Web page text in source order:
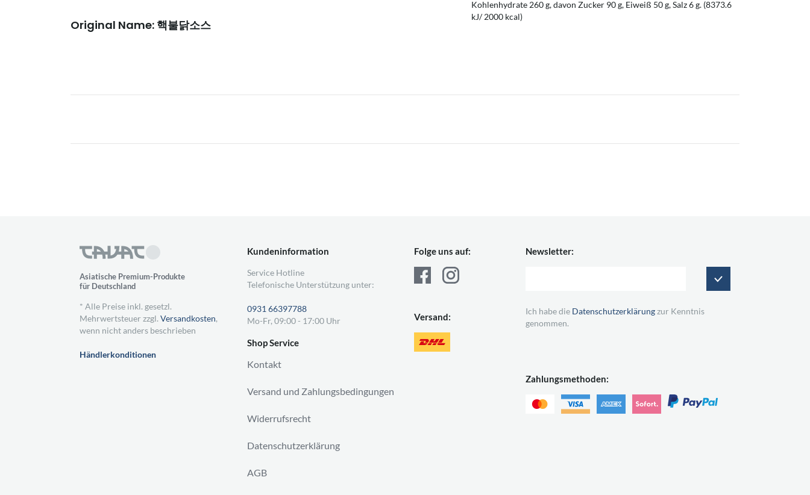
Original Name: 핵불닭소스
Kohlenhydrate 260 g, davon Zucker 90 g, Eiweiß 50 g, Salz 6 g. (8373.6
kJ/ 2000 kcal)
Asiatische Premium-Produkte
für Deutschland
* Alle Preise inkl. gesetzl.
Mehrwertsteuer zzgl. Versandkosten,
wenn nicht anders beschrieben
Händlerkonditionen
Kundeninformation
Service Hotline
Telefonische Unterstützung unter:
0931 66397788
Mo-Fr, 09:00 - 17:00 Uhr
Shop Service
Kontakt
Versand und Zahlungsbedingungen
Widerrufsrecht
Datenschutzerklärung
AGB
Folge uns auf:
Versand:
Newsletter:
Ich habe die Datenschutzerklärungzur Kenntnis
genommen.
Zahlungsmethoden: